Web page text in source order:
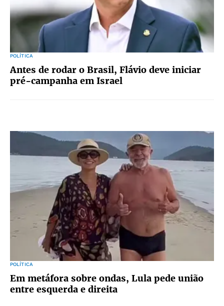
POLÍTICA
Antes de rodar o Brasil, Flávio deve iniciar
pré-campanha em Israel
POLÍTICA
Em metáfora sobre ondas, Lula pede união
entre esquerda e direita